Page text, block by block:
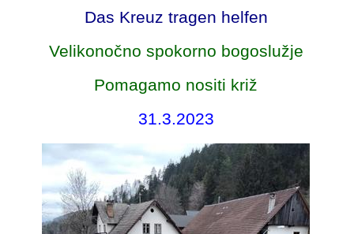
Das Kreuz tragen helfen
Velikonočno spokorno bogoslužje
Pomagamo nositi križ
31.3.2023